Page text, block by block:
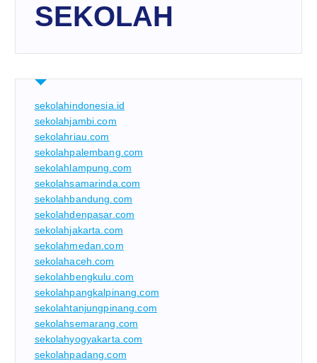
SEKOLAH
sekolahindonesia.id
sekolahjambi.com
sekolahriau.com
sekolahpalembang.com
sekolahlampung.com
sekolahsamarinda.com
sekolahbandung.com
sekolahdenpasar.com
sekolahjakarta.com
sekolahmedan.com
sekolahaceh.com
sekolahbengkulu.com
sekolahpangkalpinang.com
sekolahtanjungpinang.com
sekolahsemarang.com
sekolahyogyakarta.com
sekolahpadang.com